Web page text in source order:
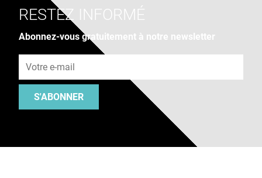
RESTEZ INFORMÉ
Abonnez-vous gratuitement à notre newsletter
S'ABONNER